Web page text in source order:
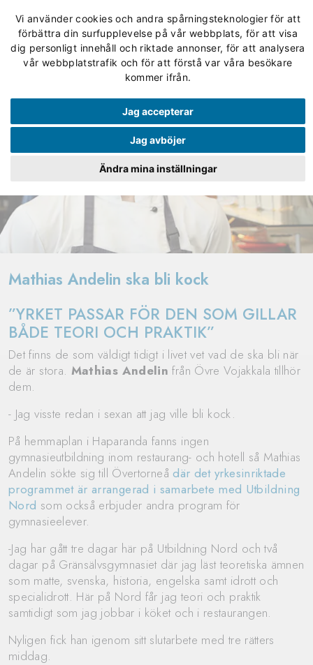
Vi använder cookies och andra spårningsteknologier för att
förbättra din surfupplevelse på vår webbplats, för att visa
dig personligt innehåll och riktade annonser, för att analysera
vår webbplatstrafik och för att förstå var våra besökare
kommer ifrån.
Jag accepterar
Jag avböjer
Ändra mina inställningar
Mathias Andelin ska bli kock
”YRKET PASSAR FÖR DEN SOM GILLAR
BÅDE TEORI OCH PRAKTIK”
Det finns de som väldigt tidigt i livet vet vad de ska bli när
de är stora. Mathias Andelin från Övre Vojakkala tillhör
dem.
- Jag visste redan i sexan att jag ville bli kock.
På hemmaplan i Haparanda fanns ingen
gymnasieutbildning inom restaurang- och hotell så Mathias
Andelin sökte sig till Övertorneå där det yrkesinriktade
programmet är arrangerad i samarbete med Utbildning
Nord som också erbjuder andra program för
gymnasieelever.
-Jag har gått tre dagar här på Utbildning Nord och två
dagar på Gränsälvsgymnasiet där jag läst teoretiska ämnen
som matte, svenska, historia, engelska samt idrott och
specialidrott. Här på Nord får jag teori och praktik
samtidigt som jag jobbar i köket och i restaurangen.
Nyligen fick han igenom sitt slutarbete med tre rätters
middag.